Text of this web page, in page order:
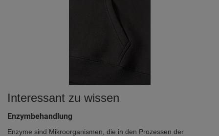
Interessant zu wissen
Enzymbehandlung
Enzyme sind Mikroorganismen, die in den Prozessen der